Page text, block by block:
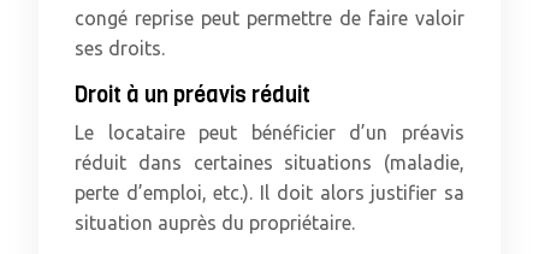
congé reprise peut permettre de faire valoir
ses droits.
Droit à un préavis réduit
Le locataire peut bénéficier d’un préavis
réduit dans certaines situations (maladie,
perte d’emploi, etc.). Il doit alors justifier sa
situation auprès du propriétaire.